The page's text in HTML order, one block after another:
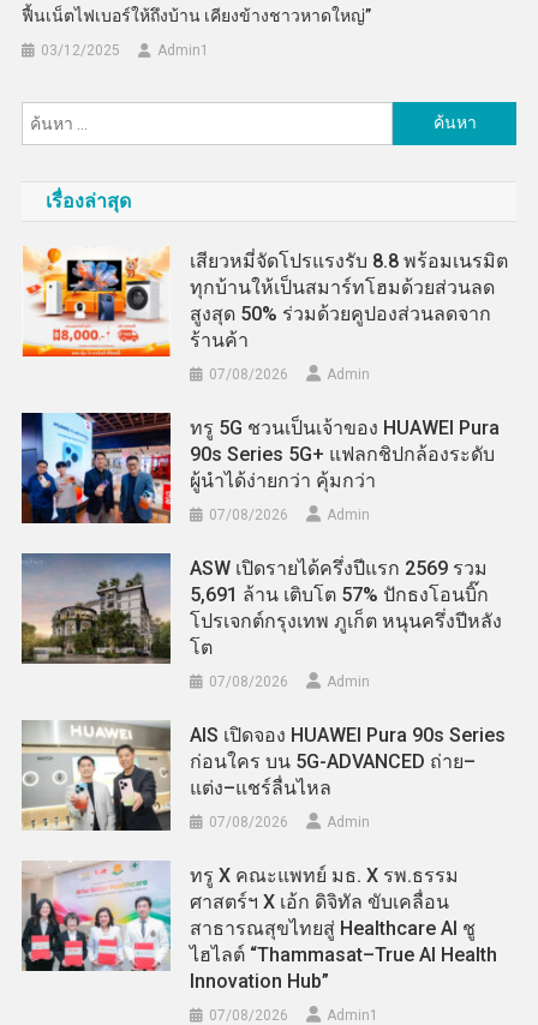
ฟื้นเน็ตไฟเบอร์ให้ถึงบ้าน เคียงข้างชาวหาดใหญ่”
03/12/2025 Admin​1
สำหรับ:
เรื่องล่าสุด
เสียวหมี่จัดโปรแรงรับ 8.8 พร้อมเนรมิต
ทุกบ้านให้เป็นสมาร์ทโฮมด้วยส่วนลด
สูงสุด 50% ร่วมด้วยคูปองส่วนลดจาก
ร้านค้า
07/08/2026 Admin
ทรู 5G ชวนเป็นเจ้าของ HUAWEI Pura
90s Series 5G+ แฟลกชิปกล้องระดับ
ผู้นำได้ง่ายกว่า คุ้มกว่า
07/08/2026 Admin
ASW เปิดรายได้ครึ่งปีแรก 2569 รวม
5,691 ล้าน เติบโต 57% ปักธงโอนบิ๊ก
โปรเจกต์กรุงเทพ ภูเก็ต หนุนครึ่งปีหลัง
โต
07/08/2026 Admin
AIS เปิดจอง HUAWEI Pura 90s Series
ก่อนใคร บน 5G-ADVANCED ถ่าย–
แต่ง–แชร์ลื่นไหล
07/08/2026 Admin
ทรู X คณะแพทย์ มธ. X รพ.ธรรม
ศาสตร์ฯ X เอ้ก ดิจิทัล ขับเคลื่อน
สาธารณสุขไทยสู่ Healthcare AI ชู
ไฮไลต์ “Thammasat–True AI Health
Innovation Hub”
07/08/2026 Admin​1